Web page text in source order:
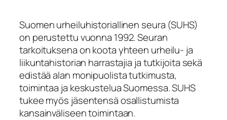
Suomen urheiluhistoriallinen seura (SUHS)
on perustettu vuonna 1992. Seuran
tarkoituksena on koota yhteen urheilu- ja
liikuntahistorian harrastajia ja tutkijoita sekä
edistää alan monipuolista tutkimusta,
toimintaa ja keskustelua Suomessa. SUHS
tukee myös jäsentensä osallistumista
kansainväliseen toimintaan.